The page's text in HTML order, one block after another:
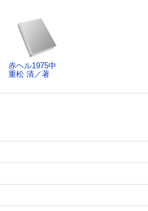
赤ヘル1975中
重松 清／著